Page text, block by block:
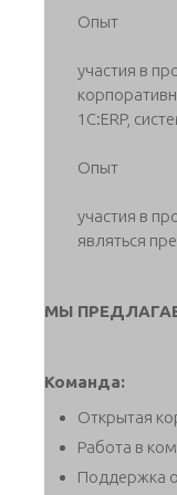
Опыт
участия в
1C:ERP,
Опыт
участия в
являться
МЫ
Команда:
Открытая
Работа в
Поддержка